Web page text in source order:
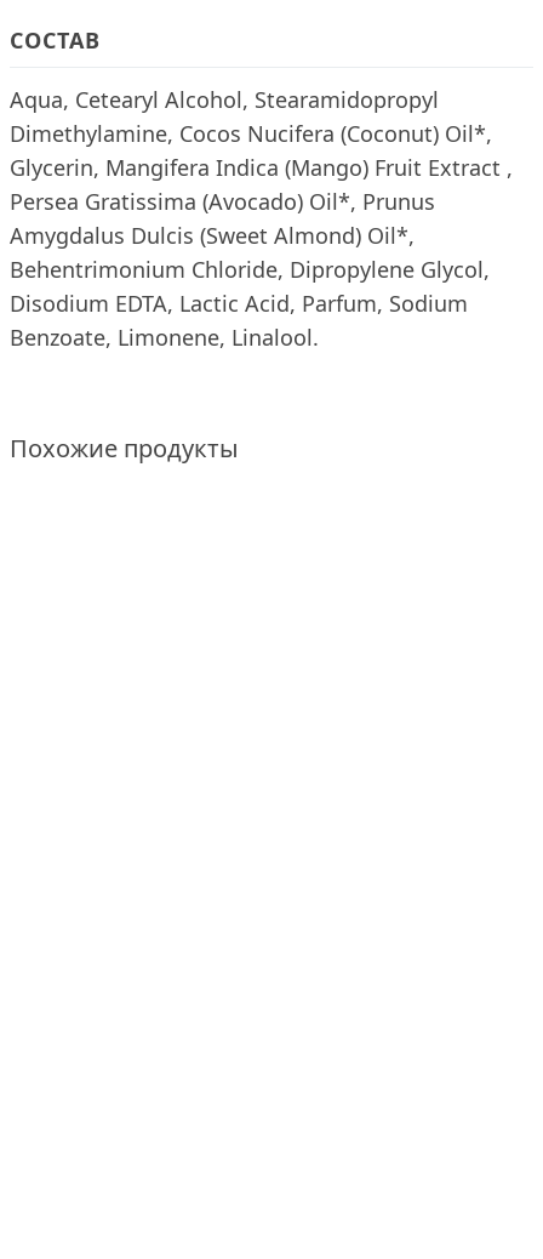
СОСТАВ
Aqua, Cetearyl Alcohol, Stearamidopropyl
Dimethylamine, Cocos Nucifera (Coconut) Oil*,
Glycerin, Mangifera Indica (Mango) Fruit Extract ,
Persea Gratissima (Avocado) Oil*, Prunus
Amygdalus Dulcis (Sweet Almond) Oil*,
Behentrimonium Chloride, Dipropylene Glycol,
Disodium EDTA, Lactic Acid, Parfum, Sodium
Benzoate, Limonene, Linalool.
Похожие продукты